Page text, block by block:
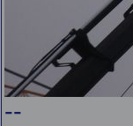
--